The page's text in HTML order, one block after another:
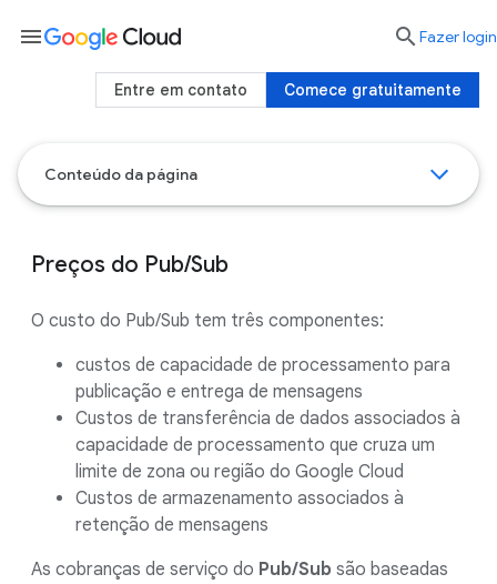
Conteúdo da página
Preços do Pub/Sub
O custo do Pub/Sub tem três componentes:
custos de capacidade de processamento para
publicação e entrega de mensagens
Custos de transferência de dados associados à
capacidade de processamento que cruza um
limite de zona ou região do Google Cloud
Custos de armazenamento associados à
retenção de mensagens
As cobranças de serviço do Pub/Sub são baseadas
menu  Fazer login
Comece gratuitamente
Entre em contato